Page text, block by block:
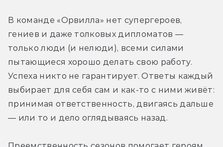
В команде «Орвилла» нет супергероев,
гениев и даже толковых дипломатов —
только люди (и нелюди), всеми силами
пытающиеся хорошо делать свою работу.
Успеха никто не гарантирует. Ответы каждый
выбирает для себя сам и как-то с ними живёт:
принимая ответственность, двигаясь дальше
— или то и дело оглядываясь назад.